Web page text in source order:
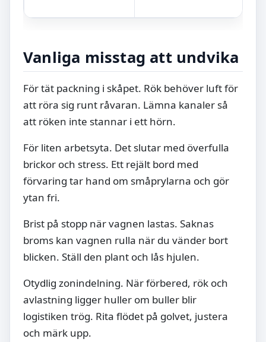
Vanliga misstag att undvika
För tät packning i skåpet. Rök behöver luft för
att röra sig runt råvaran. Lämna kanaler så
att röken inte stannar i ett hörn.
För liten arbetsyta. Det slutar med överfulla
brickor och stress. Ett rejält bord med
förvaring tar hand om småprylarna och gör
ytan fri.
Brist på stopp när vagnen lastas. Saknas
broms kan vagnen rulla när du vänder bort
blicken. Ställ den plant och lås hjulen.
Otydlig zonindelning. När förbered, rök och
avlastning ligger huller om buller blir
logistiken trög. Rita flödet på golvet, justera
och märk upp.